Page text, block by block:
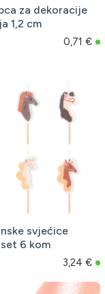
za dekoracije
1,2 cm
0,71 €
svjećice
6 kom
3,24 €